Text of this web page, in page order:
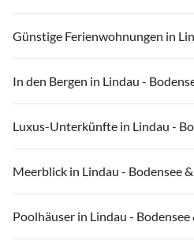
In den Bergen in Lindau -
Luxus-Unterkünfte in Lindau -
Meerblick in Lindau - Bodensee
Poolhäuser in Lindau -